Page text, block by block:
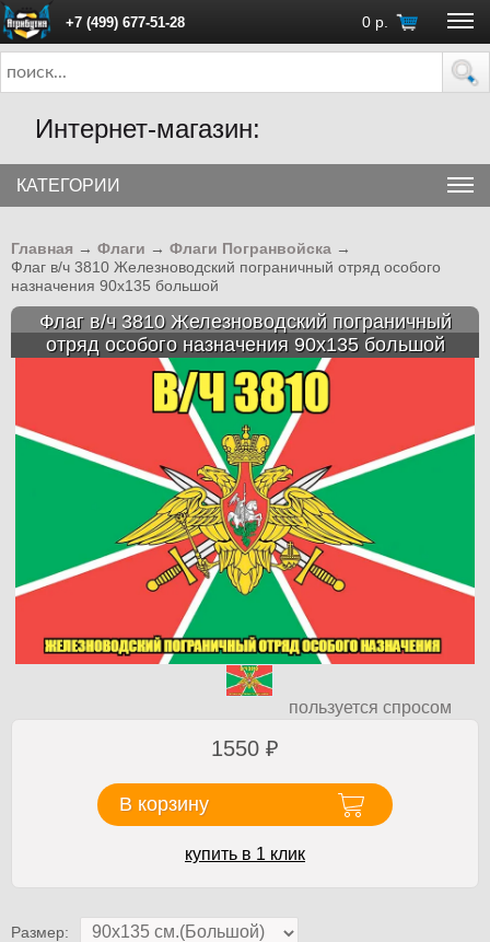
+7 (499) 677-51-28 0 р.
ПН - ПТ с 10:00 до 18:00 (Москва)
Интернет-магазин:
КАТЕГОРИИ
Главная → Флаги → Флаги Погранвойска →
Флаг в/ч 3810 Железноводский пограничный отряд особого
назначения 90х135 большой
Флаг в/ч 3810 Железноводский пограничный
отряд особого назначения 90х135 большой
пользуется спросом
1550 ₽
В корзину
купить в 1 клик
Размер: